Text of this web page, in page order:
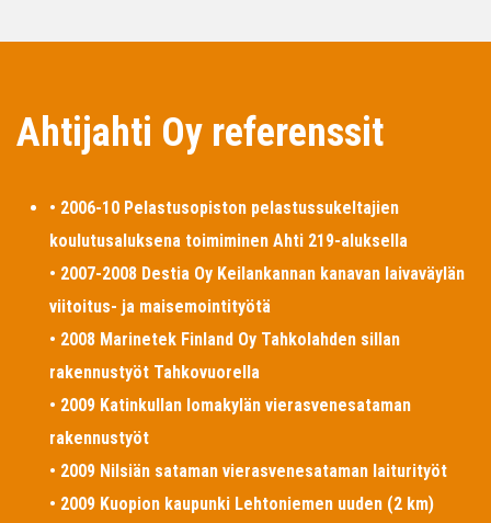
Ahtijahti Oy referenssit
• 2006-10 Pelastusopiston pelastussukeltajien
koulutusaluksena toimiminen Ahti 219-aluksella
• 2007-2008 Destia Oy Keilankannan kanavan laivaväylän
viitoitus- ja maisemointityötä
• 2008 Marinetek Finland Oy Tahkolahden sillan
rakennustyöt Tahkovuorella
• 2009 Katinkullan lomakylän vierasvenesataman
rakennustyöt
• 2009 Nilsiän sataman vierasvenesataman laiturityöt
• 2009 Kuopion kaupunki Lehtoniemen uuden (2 km)